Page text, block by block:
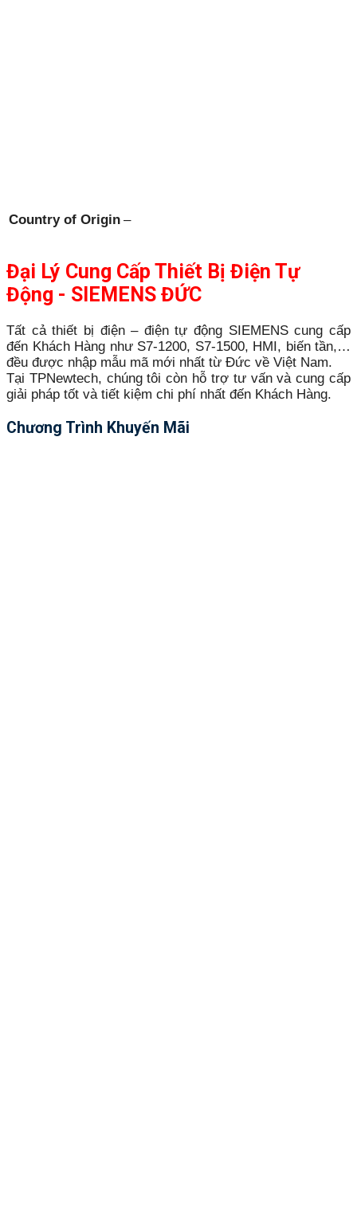
Country of Origin –
Đại Lý Cung Cấp Thiết Bị Điện Tự
Động - SIEMENS ĐỨC
Tất cả thiết bị điện – điện tự động SIEMENS cung cấp
đến Khách Hàng như S7-1200, S7-1500, HMI, biến tần,…
đều được nhập mẫu mã mới nhất từ Đức về Việt Nam.
Tại TPNewtech, chúng tôi còn hỗ trợ tư vấn và cung cấp
giải pháp tốt và tiết kiệm chi phí nhất đến Khách Hàng.
Chương Trình Khuyến Mãi